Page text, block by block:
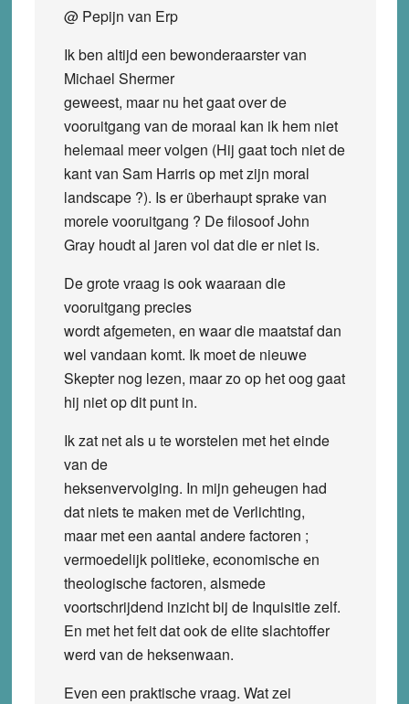
@ Pepijn van Erp
Ik ben altijd een bewonderaarster van
Michael Shermer
geweest, maar nu het gaat over de
vooruitgang van de moraal kan ik hem niet
helemaal meer volgen (Hij gaat toch niet de
kant van Sam Harris op met zijn moral
landscape ?). Is er überhaupt sprake van
morele vooruitgang ? De filosoof John
Gray houdt al jaren vol dat die er niet is.
De grote vraag is ook waaraan die
vooruitgang precies
wordt afgemeten, en waar die maatstaf dan
wel vandaan komt. Ik moet de nieuwe
Skepter nog lezen, maar zo op het oog gaat
hij niet op dit punt in.
Ik zat net als u te worstelen met het einde
van de
heksenvervolging. In mijn geheugen had
dat niets te maken met de Verlichting,
maar met een aantal andere factoren ;
vermoedelijk politieke, economische en
theologische factoren, alsmede
voortschrijdend inzicht bij de Inquisitie zelf.
En met het feit dat ook de elite slachtoffer
werd van de heksenwaan.
Even een praktische vraag. Wat zei